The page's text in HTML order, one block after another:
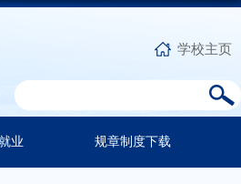
学校主页
业 规章制度下载